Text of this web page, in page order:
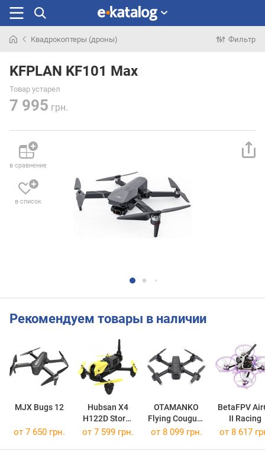
раньше
Квадрокоптеры (дроны) Фильтр
KFPLAN KF101 Max
Товар устарел
7 995 грн.
в сравнение
в список
Рекомендуем товары в наличии
MJX Bugs 12
Hubsan X4
H122D Storm
Standard
OTAMANKO
Flying Couguar
Black
BetaFPV
II Racing
от 7 650 грн. от 7 599 грн. от 8 099 грн. от 8 617